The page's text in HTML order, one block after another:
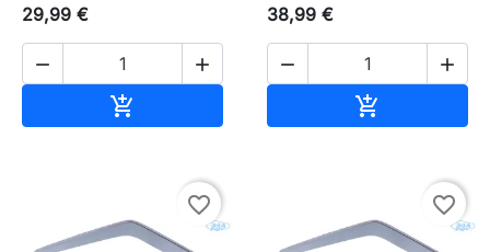
29,99 €
 

38,99 €
 

favorite_border favorite_border